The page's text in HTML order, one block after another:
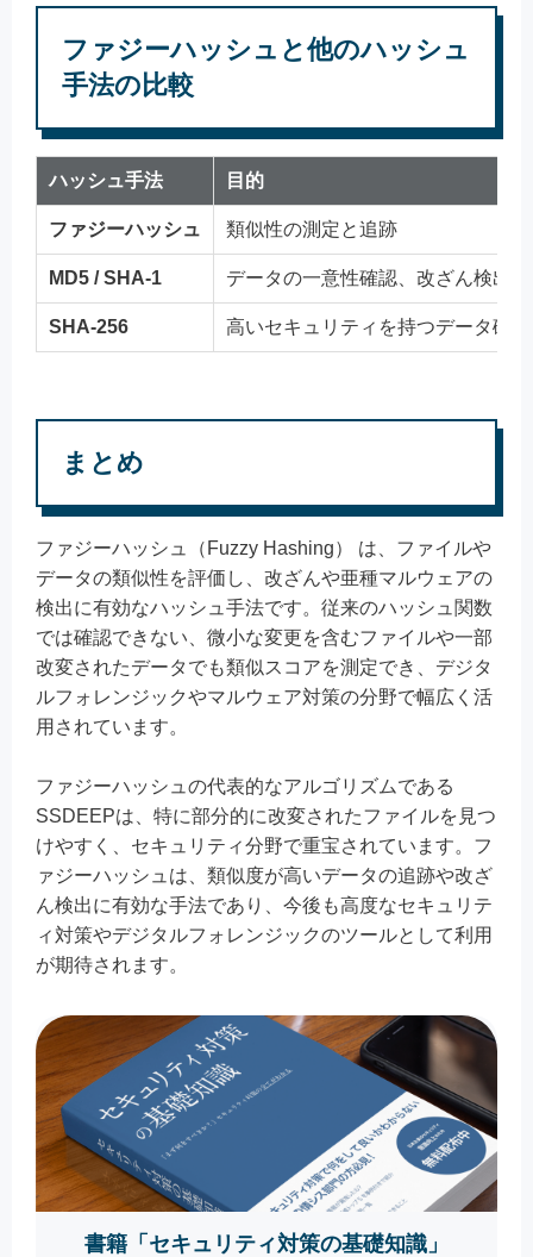
ファジーハッシュと他のハッシュ
手法の比較
ハッシュ手法 目的
ファジーハッシュ 類似性の測定と追跡
MD5 / SHA-1 データの一意性確認、改ざん検出
SHA-256 高いセキュリティを持つデータ確認
まとめ
ファジーハッシュ（Fuzzy Hashing） は、ファイルや
データの類似性を評価し、改ざんや亜種マルウェアの
検出に有効なハッシュ手法です。従来のハッシュ関数
では確認できない、微小な変更を含むファイルや一部
改変されたデータでも類似スコアを測定でき、デジタ
ルフォレンジックやマルウェア対策の分野で幅広く活
用されています。
ファジーハッシュの代表的なアルゴリズムである
SSDEEPは、特に部分的に改変されたファイルを見つ
けやすく、セキュリティ分野で重宝されています。フ
ァジーハッシュは、類似度が高いデータの追跡や改ざ
ん検出に有効な手法であり、今後も高度なセキュリテ
ィ対策やデジタルフォレンジックのツールとして利用
が期待されます。
書籍「セキュリティ対策の基礎知識」